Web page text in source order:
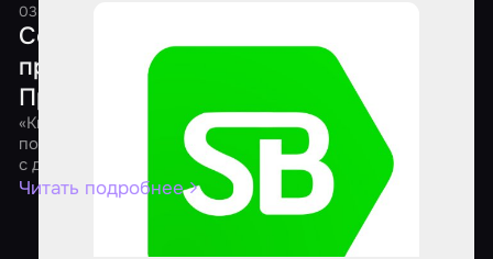
03 апреля 2021
Состоялся онлайн-форум для
представителей квест-индустрии
Приволжского федерального округа
«КвестФорум» – это инфраструктура, цель которой
помочь предпринимателям через взаимодействие друг
с другом улучшить свой бизнес, найти новые решения
Читать подробнее